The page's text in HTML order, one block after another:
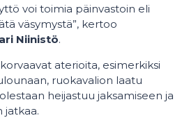
voi toimia päinvastoin eli
väsymystä”, kertoo
Niinistö.
aterioita, esimerkiksi
ruokavalion laatu
heijastuu jaksamiseen ja
jatkaa.